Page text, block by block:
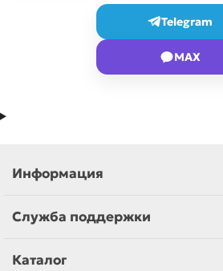
Telegram
MAX
Информация
Служба поддержки
Каталог